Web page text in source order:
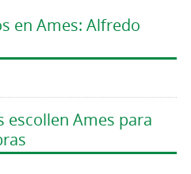
en Ames: Alfredo
escollen Ames para